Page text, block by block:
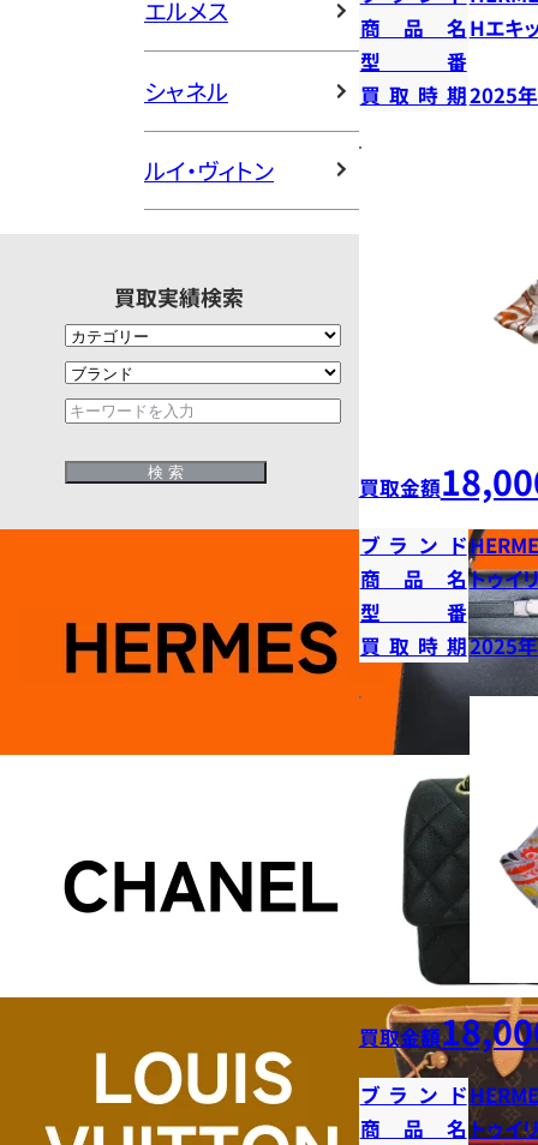
エルメス
シャネル
ルイ・ヴィトン
買取実績検索
商品名 Hエキ
型番
買取時期2025
買取金額
ブランド
商品名トゥイ
型番
買取時期2025
買取金額
ブランド
商品名 トゥイ